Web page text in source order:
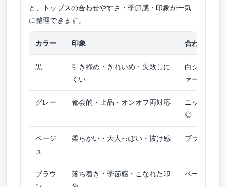
と、トップスの合わせやすさ・季節感・印象が一気
に整理できます。
カラー 印象 合わせやす
黒
引き締め・きれいめ・失敗しに
くい
白シャツ／
ァー
グレー 都会的・上品・オンオフ両対応
ニット／シ
◎
ベージ
ュ
柔らかい・大人っぽい・抜け感 ブラウス／
ブラウ
落ち着き・季節感・こなれた印
ベージュ系